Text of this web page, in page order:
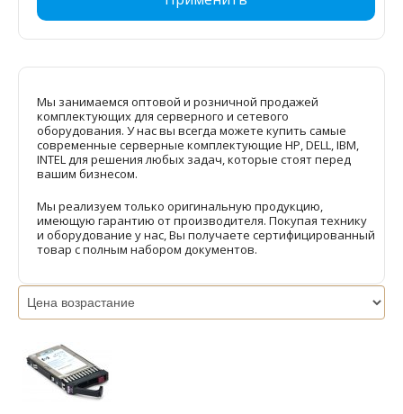
Мы занимаемся оптовой и розничной продажей
комплектующих для серверного и сетевого
оборудования. У нас вы всегда можете купить самые
современные серверные комплектующие HP, DELL, IBM,
INTEL для решения любых задач, которые стоят перед
вашим бизнесом.
Мы реализуем только оригинальную продукцию,
имеющую гарантию от производителя. Покупая технику
и оборудование у нас, Вы получаете сертифицированный
товар с полным набором документов.